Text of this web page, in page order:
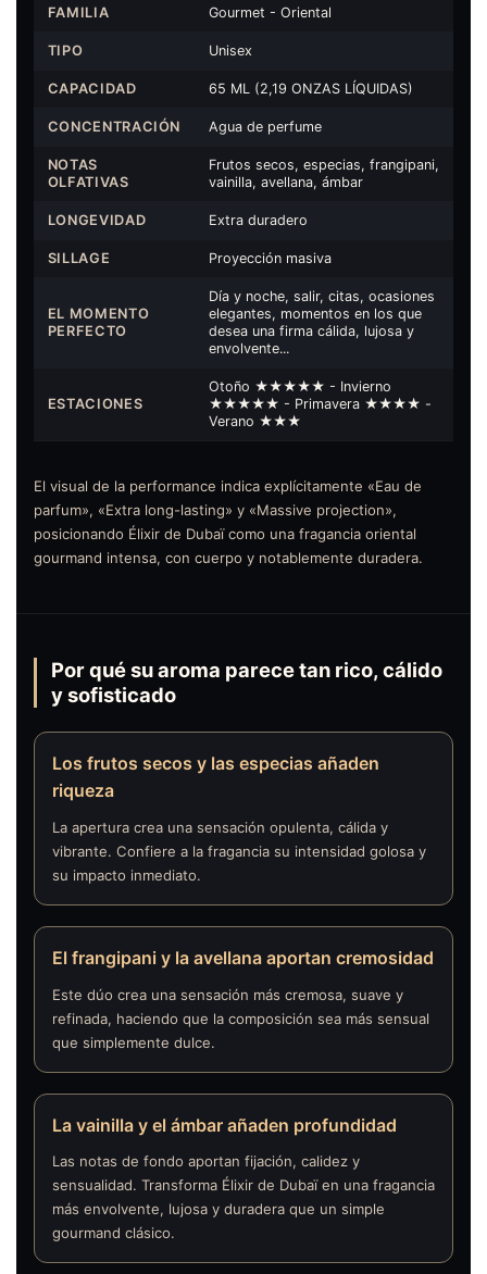
FAMILIA Gourmet - Oriental
TIPO Unisex
CAPACIDAD 65 ML (2,19 ONZAS LÍQUIDAS)
CONCENTRACIÓN Agua de perfume
NOTAS
OLFATIVAS
Frutos secos, especias, frangipani,
vainilla, avellana, ámbar
LONGEVIDAD Extra duradero
SILLAGE Proyección masiva
EL MOMENTO
PERFECTO
Día y noche, salir, citas, ocasiones
elegantes, momentos en los que
desea una firma cálida, lujosa y
envolvente...
ESTACIONES
Otoño ★★★★★ - Invierno
★★★★★ - Primavera ★★★★ -
Verano ★★★
El visual de la performance indica explícitamente «Eau de
parfum», «Extra long-lasting» y «Massive projection»,
posicionando Élixir de Dubaï como una fragancia oriental
gourmand intensa, con cuerpo y notablemente duradera.
Por qué su aroma parece tan rico, cálido
y sofisticado
Los frutos secos y las especias añaden
riqueza
La apertura crea una sensación opulenta, cálida y
vibrante. Confiere a la fragancia su intensidad golosa y
su impacto inmediato.
El frangipani y la avellana aportan cremosidad
Este dúo crea una sensación más cremosa, suave y
refinada, haciendo que la composición sea más sensual
que simplemente dulce.
La vainilla y el ámbar añaden profundidad
Las notas de fondo aportan fijación, calidez y
sensualidad. Transforma Élixir de Dubaï en una fragancia
más envolvente, lujosa y duradera que un simple
gourmand clásico.